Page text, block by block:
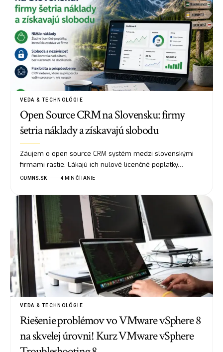
VEDA & TECHNOLÓGIE
Open Source CRM na Slovensku: firmy
šetria náklady a získavajú slobodu
Záujem o open source CRM systém medzi slovenskými
firmami rastie. Lákajú ich nulové licenčné poplatky…
OD MNS.SK 4 MIN ČÍTANIE
VEDA & TECHNOLÓGIE
Riešenie problémov vo VMware vSphere 8
na skvelej úrovni! Kurz VMware vSphere